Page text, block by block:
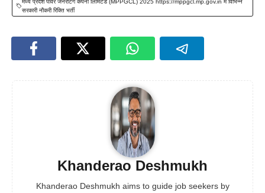
मध्य प्रदेश पावर जनरेटिंग कंपनी लिमिटेड (MPPGCL) 2025 https://mppgcl.mp.gov.in में विभिन्न
सरकारी नौकरी रिक्ति भर्ती
Khanderao Deshmukh
Khanderao Deshmukh aims to guide job seekers by